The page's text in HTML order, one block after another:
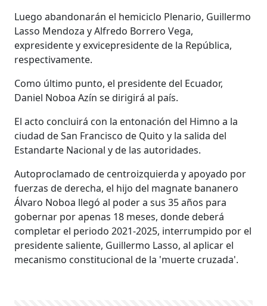
Luego abandonarán el hemiciclo Plenario, Guillermo
Lasso Mendoza y Alfredo Borrero Vega,
expresidente y exvicepresidente de la República,
respectivamente.
Como último punto, el presidente del Ecuador,
Daniel Noboa Azín se dirigirá al país.
El acto concluirá con la entonación del Himno a la
ciudad de San Francisco de Quito y la salida del
Estandarte Nacional y de las autoridades.
Autoproclamado de centroizquierda y apoyado por
fuerzas de derecha, el hijo del magnate bananero
Álvaro Noboa llegó al poder a sus 35 años para
gobernar por apenas 18 meses, donde deberá
completar el periodo 2021-2025, interrumpido por el
presidente saliente, Guillermo Lasso, al aplicar el
mecanismo constitucional de la 'muerte cruzada'.